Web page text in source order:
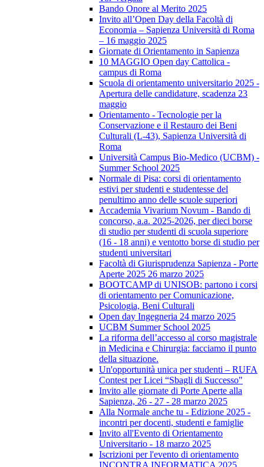
Bando Onore al Merito 2025
Invito all’Open Day della Facoltà di
Economia – Sapienza Università di Roma
– 16 maggio 2025
Giornate di Orientamento in Sapienza
10 MAGGIO Open day Cattolica -
campus di Roma
Scuola di orientamento universitario 2025 -
Apertura delle candidature, scadenza 23
maggio
Orientamento - Tecnologie per la
Conservazione e il Restauro dei Beni
Culturali (L-43), Sapienza Università di
Roma
Università Campus Bio-Medico (UCBM) -
Summer School 2025
Normale di Pisa: corsi di orientamento
estivi per studenti e studentesse del
penultimo anno delle scuole superiori
Accademia Vivarium Novum - Bando di
concorso, a.a. 2025-2026, per dieci borse
di studio per studenti di scuola superiore
(16 - 18 anni) e ventotto borse di studio per
studenti universitari
Facoltà di Giurisprudenza Sapienza - Porte
Aperte 2025 26 marzo 2025
BOOTCAMP di UNISOB: partono i corsi
di orientamento per Comunicazione,
Psicologia, Beni Culturali
Open day Ingegneria 24 marzo 2025
UCBM Summer School 2025
La riforma dell’accesso al corso magistrale
in Medicina e Chirurgia: facciamo il punto
della situazione.
Un'opportunità unica per studenti – RUFA
Contest per Licei “Sbagli di Successo"
Invito alle giornate di Porte Aperte alla
Sapienza, 26 - 27 - 28 marzo 2025
Alla Normale anche tu - Edizione 2025 -
incontri per docenti, studenti e famiglie
Invito all'Evento di Orientamento
Universitario - 18 marzo 2025
Iscrizioni per l'evento di orientamento